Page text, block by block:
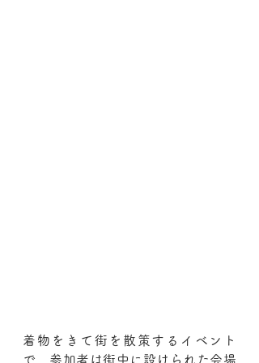
着物をきて街を散策するイベント
で、参加者は街中に設けられた会場